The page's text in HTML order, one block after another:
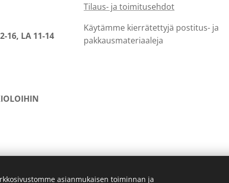
16, LA 11-14
Tilaus- ja toimitusehdot
Käytämme kierrätettyjä postitus- ja
pakkausmateriaaleja
asianmukaisen toiminnan ja